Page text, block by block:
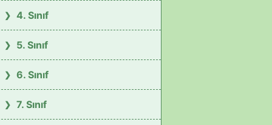
4. Sınıf
5. Sınıf
6. Sınıf
7. Sınıf